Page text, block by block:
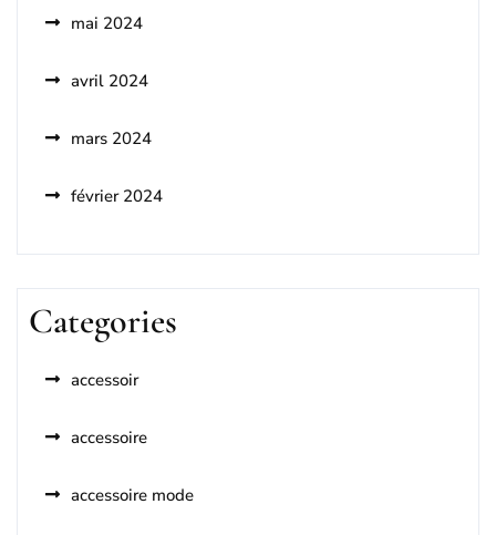
mai 2024
avril 2024
mars 2024
février 2024
Categories
accessoir
accessoire
accessoire mode